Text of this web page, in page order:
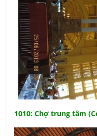
1010: Chợ trung tâm